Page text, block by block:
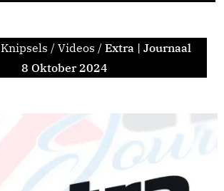
Knipsels / Videos / Extra | Journaal
8 Oktober 2024